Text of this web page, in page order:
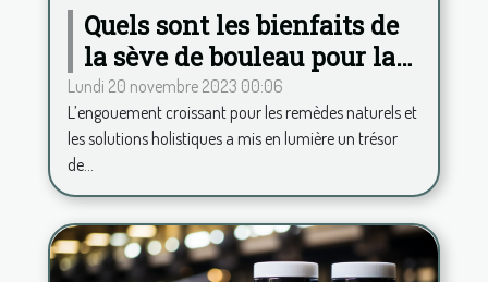
Quels sont les bienfaits de
la sève de bouleau pour la
santé ?
Lundi 20 novembre 2023 00:06
L’engouement croissant pour les remèdes naturels et
les solutions holistiques a mis en lumière un trésor
de...